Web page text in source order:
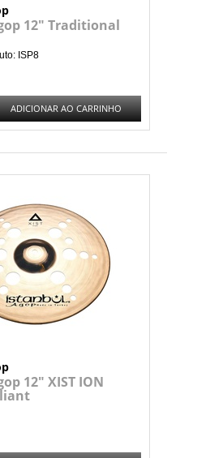
12" Traditional
ISP8
ADICIONAR AO CARRINHO
12" XIST ION